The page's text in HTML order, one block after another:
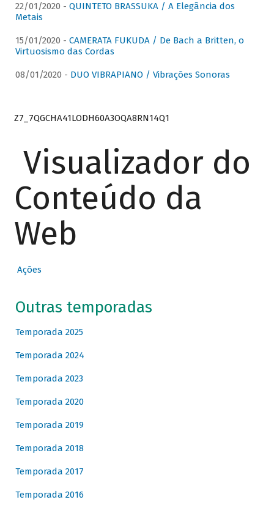
22/01/2020 - QUINTETO BRASSUKA / A Elegância dos
Metais
15/01/2020 - CAMERATA FUKUDA / De Bach a Britten, o
Virtuosismo das Cordas
08/01/2020 - DUO VIBRAPIANO / Vibrações Sonoras
Z7_7QGCHA41LODH60A3OQA8RN14Q1
Visualizador do
Conteúdo da
Web
Ações
Outras temporadas
Temporada 2025
Temporada 2024
Temporada 2023
Temporada 2020
Temporada 2019
Temporada 2018
Temporada 2017
Temporada 2016